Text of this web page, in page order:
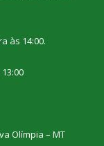
às 14:00.
Olímpia – MT